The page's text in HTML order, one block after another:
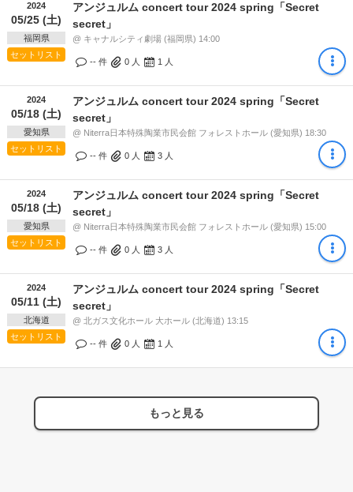
2024
05/25 (土)
福岡県
セットリスト
アンジュルム concert tour 2024 spring「Secret
secret」
@ キャナルシティ劇場 (福岡県) 14:00
-- 件 0 人 1 人
2024
05/18 (土)
愛知県
セットリスト
アンジュルム concert tour 2024 spring「Secret
secret」
@ Niterra日本特殊陶業市民会館 フォレストホール (愛知県) 18:30
-- 件 0 人 3 人
2024
05/18 (土)
愛知県
セットリスト
アンジュルム concert tour 2024 spring「Secret
secret」
@ Niterra日本特殊陶業市民会館 フォレストホール (愛知県) 15:00
-- 件 0 人 3 人
2024
05/11 (土)
北海道
セットリスト
アンジュルム concert tour 2024 spring「Secret
secret」
@ 北ガス文化ホール 大ホール (北海道) 13:15
-- 件 0 人 1 人
もっと見る